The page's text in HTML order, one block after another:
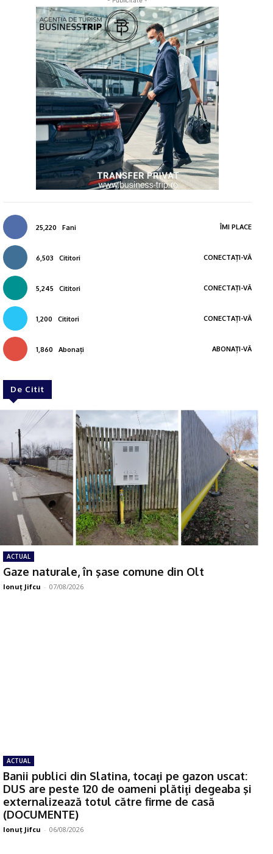
25,220 Fani ÎMI PLACE
6,503 Cititori CONECTAȚI-VĂ
5,245 Cititori CONECTAȚI-VĂ
1,200 Cititori CONECTAȚI-VĂ
1,860 Abonați ABONAȚI-VĂ
De Citit
ACTUAL
Gaze naturale, în şase comune din Olt
Ionuţ Jifcu - 07/08/2026
ACTUAL
Banii publici din Slatina, tocaţi pe gazon uscat:
DUS are peste 120 de oameni plătiţi degeaba şi
externalizează totul către firme de casă
(DOCUMENTE)
Ionuţ Jifcu - 06/08/2026